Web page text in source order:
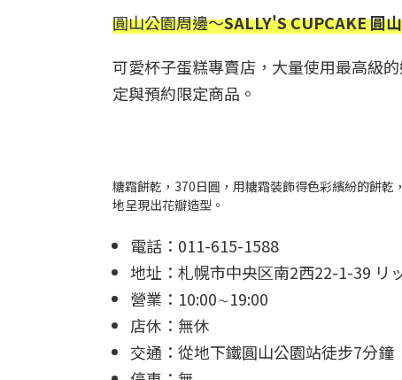
圓山公園周邊～SALLY'S CUPCAKE 圓
可愛杯子蛋糕專賣店，大量使用最高級
定與預約限定商品。
糖霜餅乾，370日圓，用糖霜裝飾得色彩繽紛的餅
地呈現出花瓣造型。
電話：011-615-1588
地址：札幌市中央区南2西22-1-39 リ
營業：10:00∼19:00
店休：無休
交通：從地下鐵圓山公園站徒步7分鐘